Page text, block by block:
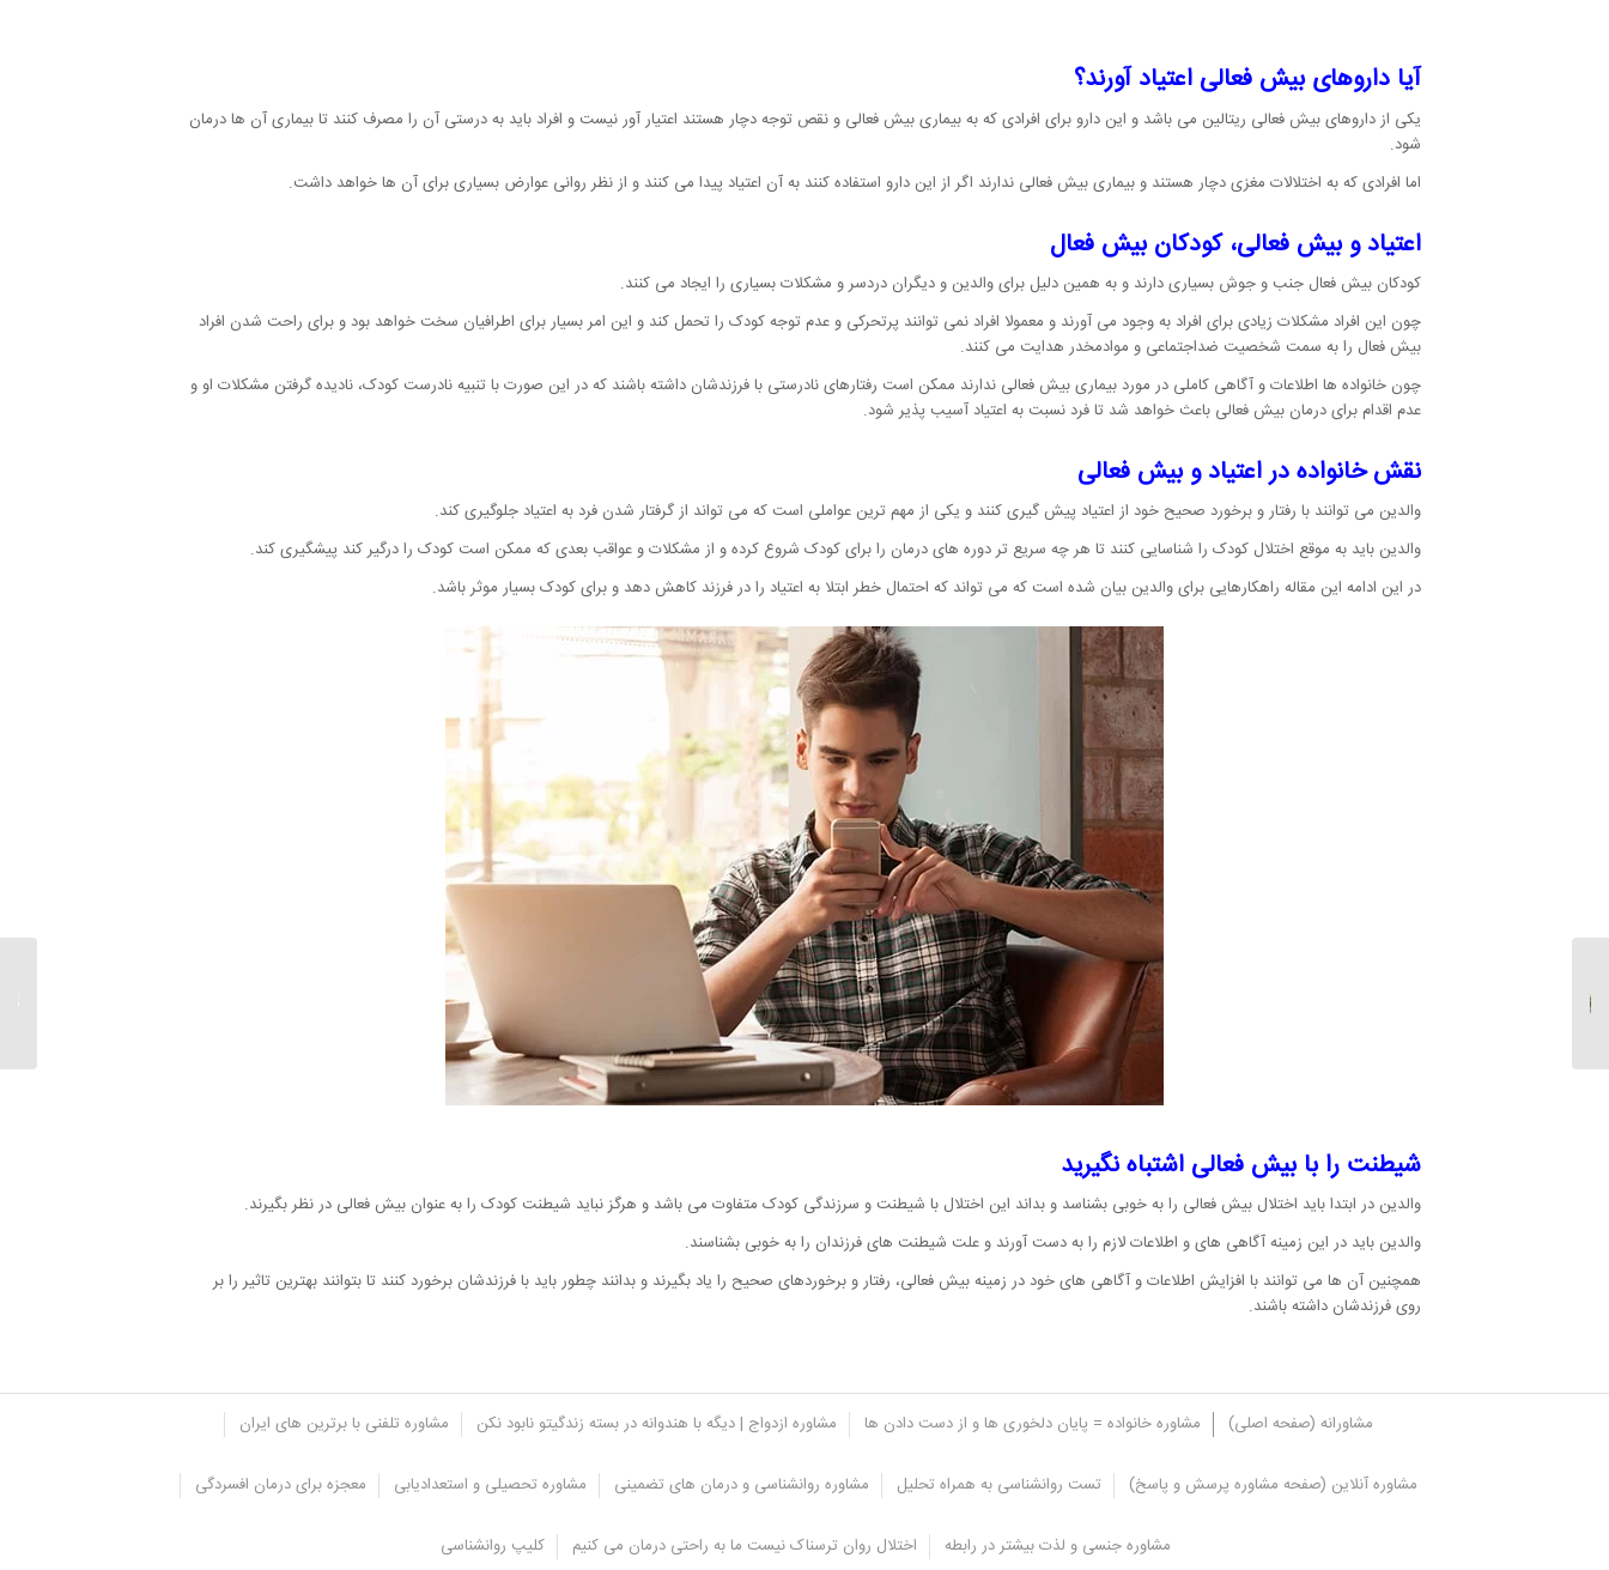
آیا داروهای بیش فعالی اعتیاد آورند؟
یکی از داروهای بیش فعالی ریتالین می باشد و این دارو برای افرادی که به بیماری بیش فعالی و نقص توجه دچار هستند اعتیار آور نیست و افراد باید به درستی آن را مصرف کنند تا بیماری آن ها درمان
شود.
اما افرادی که به اختلالات مغزی دچار هستند و بیماری بیش فعالی ندارند اگر از این دارو استفاده کنند به آن اعتیاد پیدا می کنند و از نظر روانی عوارض بسیاری برای آن ها خواهد داشت.
اعتیاد و بیش فعالی، کودکان بیش فعال
کودکان بیش فعال جنب و جوش بسیاری دارند و به همین دلیل برای والدین و دیگران دردسر و مشکلات بسیاری را ایجاد می کنند.
چون این افراد مشکلات زیادی برای افراد به وجود می آورند و معمولا افراد نمی توانند پرتحرکی و عدم توجه کودک را تحمل کند و این امر بسیار برای اطرافیان سخت خواهد بود و برای راحت شدن افراد
بیش فعال را به سمت شخصیت ضداجتماعی و موادمخدر هدایت می کنند.
چون خانواده ها اطلاعات و آگاهی کاملی در مورد بیماری بیش فعالی ندارند ممکن است رفتارهای نادرستی با فرزندشان داشته باشند که در این صورت با تنبیه نادرست کودک، نادیده گرفتن مشکلات او و
عدم اقدام برای درمان بیش فعالی باعث خواهد شد تا فرد نسبت به اعتیاد آسیب پذیر شود.
نقش خانواده در اعتیاد و بیش فعالی
والدین می توانند با رفتار و برخورد صحیح خود از اعتیاد پیش گیری کنند و یکی از مهم ترین عواملی است که می تواند از گرفتار شدن فرد به اعتیاد جلوگیری کند.
والدین باید به موقع اختلال کودک را شناسایی کنند تا هر چه سریع تر دوره های درمان را برای کودک شروع کرده و از مشکلات و عواقب بعدی که ممکن است کودک را درگیر کند پیشگیری کند.
در این ادامه این مقاله راهکارهایی برای والدین بیان شده است که می تواند که احتمال خطر ابتلا به اعتیاد را در فرزند کاهش دهد و برای کودک بسیار موثر باشد.
شیطنت را با بیش فعالی اشتباه نگیرید
والدین در ابتدا باید اختلال بیش فعالی را به خوبی بشناسد و بداند این اختلال با شیطنت و سرزندگی کودک متفاوت می باشد و هرگز نباید شیطنت کودک را به عنوان بیش فعالی در نظر بگیرند.
والدین باید در این زمینه آگاهی های و اطلاعات لازم را به دست آورند و علت شیطنت های فرزندان را به خوبی بشناسند.
همچنین آن ها می توانند با افزایش اطلاعات و آگاهی های خود در زمینه بیش فعالی، رفتار و برخوردهای صحیح را یاد بگیرند و بدانند چطور باید با فرزندشان برخورد کنند تا بتوانند بهترین تاثیر را بر
روی فرزندشان داشته باشند.
مشاورانه (صفحه اصلی) مشاوره خانواده = پایان دلخوری ها و از دست دادن ها مشاوره ازدواج | دیگه با هندوانه در بسته زندگیتو نابود نکن مشاوره تلفنی با برترین های ایران
مشاوره آنلاین (صفحه مشاوره پرسش و پاسخ) تست روانشناسی به همراه تحلیل مشاوره روانشناسی و درمان های تضمینی مشاوره تحصیلی و استعدادیابی معجزه برای درمان افسردگی
مشاوره جنسی و لذت بیشتر در رابطه اختلال روان ترسناک نیست ما به راحتی درمان می کنیم کلیپ روانشناسی
هوش